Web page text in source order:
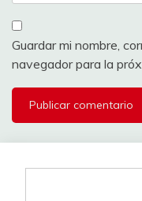
Guardar mi nombre,
navegador para la